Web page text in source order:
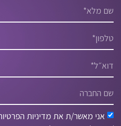
אני מאשר/ת את מדיניות הפרטיות